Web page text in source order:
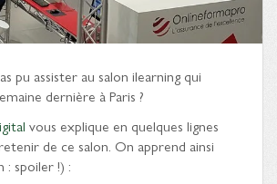
pu assister au salon ilearning qui
dernière à Paris ?
vous explique en quelques lignes
de ce salon. On apprend ainsi
: spoiler !) :